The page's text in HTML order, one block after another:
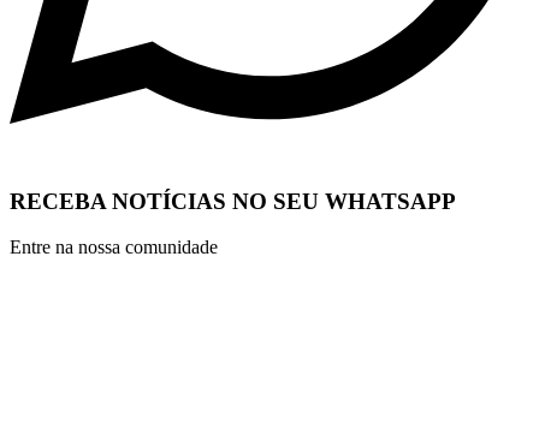
RECEBA NOTÍCIAS NO SEU WHATSAPP
Entre na nossa comunidade